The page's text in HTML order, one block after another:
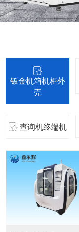
钣金机箱机柜外
壳
查询机终端机